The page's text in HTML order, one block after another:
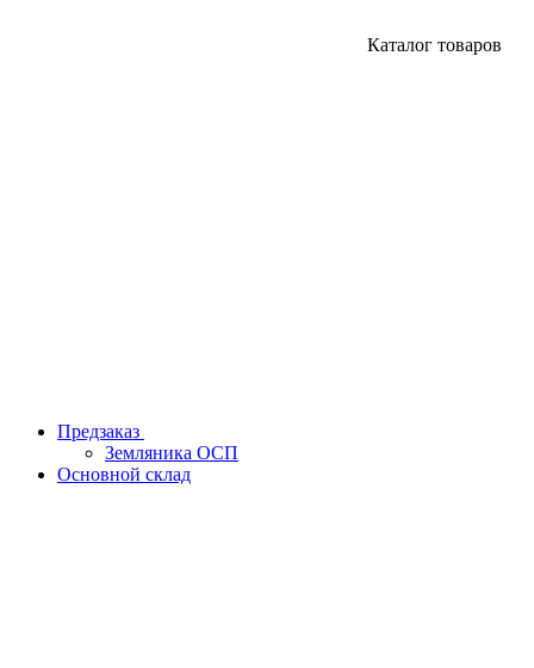
Каталог товаров
Предзаказ
Земляника ОСП
Основной склад